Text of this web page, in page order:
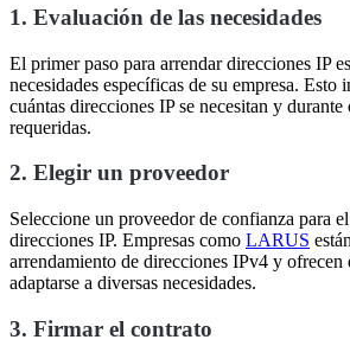
1. Evaluación de las necesidades
El primer paso para arrendar direcciones IP
necesidades específicas de su empresa. Esto
cuántas direcciones IP se necesitan y durante
requeridas.
2. Elegir un proveedor
Seleccione un proveedor de confianza para
direcciones IP. Empresas como LARUS
arrendamiento de direcciones IPv4 y ofrecen
adaptarse a diversas necesidades.
3. Firmar el contrato